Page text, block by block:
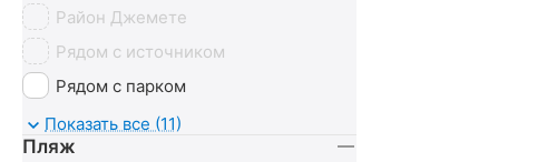
Район Джемете
Рядом с источником
Рядом с парком
У моря
Показать все (11)
Пляж